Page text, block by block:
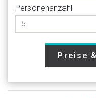
Personenanzahl
Preise